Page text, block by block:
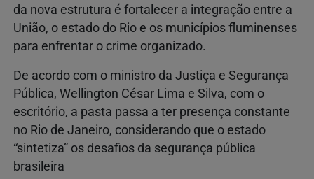
da nova estrutura é fortalecer a integração entre a
União, o estado do Rio e os municípios fluminenses
para enfrentar o crime organizado.
De acordo com o ministro da Justiça e Segurança
Pública, Wellington César Lima e Silva, com o
escritório, a pasta passa a ter presença constante
no Rio de Janeiro, considerando que o estado
“sintetiza” os desafios da segurança pública
brasileira